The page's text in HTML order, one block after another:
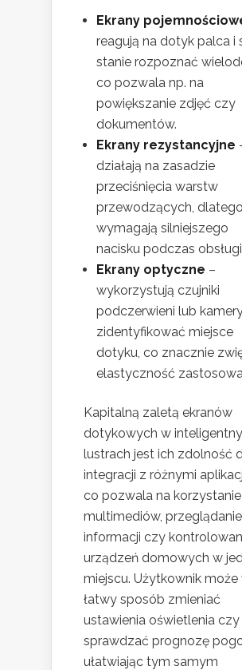
Ekrany
reagują na dotyk palca i
stanie rozpoznać
co pozwala np. na
powiększanie zdjęć czy
dokumentów.
Ekrany rezystancyjne
działają na zasadzie
przeciśnięcia warstw
przewodzących, dlatego
wymagają silniejszego
nacisku podczas
Ekrany optyczne –
wykorzystują czujniki
podczerwieni lub
zidentyfikować miejsce
dotyku, co znacznie
elastyczność
Kapitalną zaletą ekranów
dotykowych w
lustrach jest ich zdolność
integracji z różnymi
co pozwala na
multimediów, przeglądanie
informacji czy
urządzeń domowych w
miejscu. Użytkownik może
łatwy sposób zmieniać
ustawienia oświetlenia
sprawdzać prognozę
ułatwiając tym samym